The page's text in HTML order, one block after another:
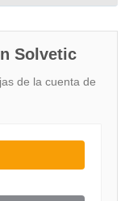
Solvetic
de la cuenta de